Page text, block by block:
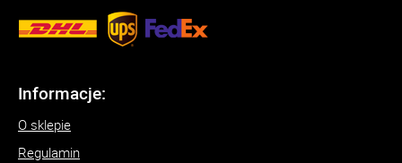
Informacje:
O sklepie
Regulamin